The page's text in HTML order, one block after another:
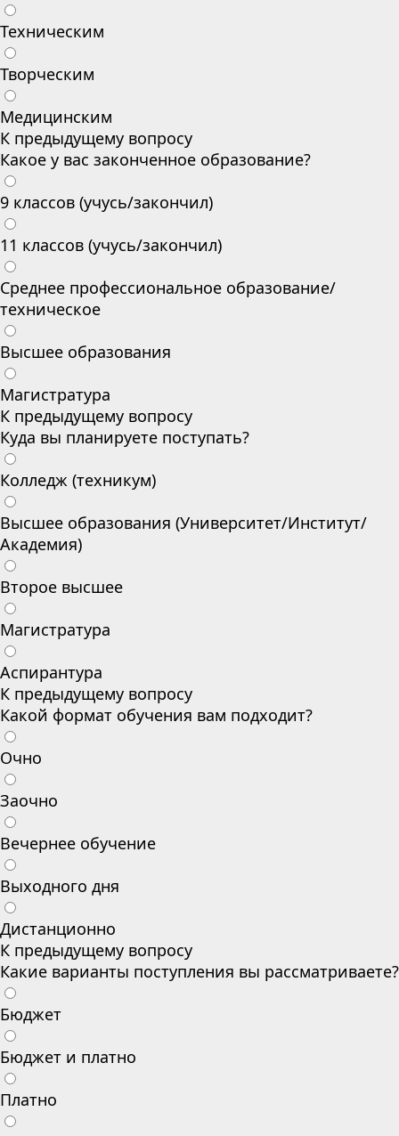
Техническим
Творческим
Медицинским
К предыдущему вопросу
Какое у вас законченное образование?
9 классов (учусь/закончил)
11 классов (учусь/закончил)
Среднее профессиональное образование/
техническое
Высшее образования
Магистратура
К предыдущему вопросу
Куда вы планируете поступать?
Колледж (техникум)
Высшее образования (Университет/Институт/
Академия)
Второе высшее
Магистратура
Аспирантура
К предыдущему вопросу
Какой формат обучения вам подходит?
Очно
Заочно
Вечернее обучение
Выходного дня
Дистанционно
К предыдущему вопросу
Какие варианты поступления вы рассматриваете?
Бюджет
Бюджет и платно
Платно